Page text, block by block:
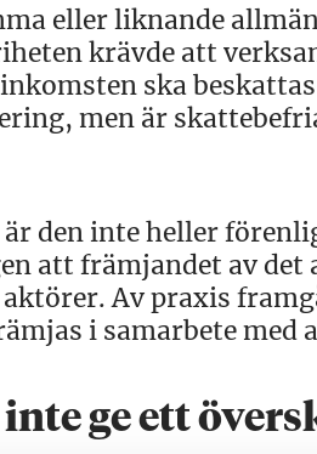
eller liknande
krävde att
ska
men är
den inte heller
att främjandet av
Av praxis
i samarbete med
ge ett